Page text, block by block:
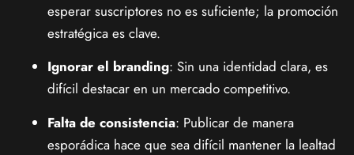
esperar suscriptores no es suficiente; la promoción
estratégica es clave.
Ignorar el branding: Sin una identidad clara, es
difícil destacar en un mercado competitivo.
Falta de consistencia: Publicar de manera
esporádica hace que sea difícil mantener la lealtad